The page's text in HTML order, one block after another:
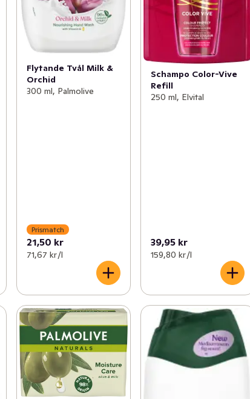
Flytande Tvål Milk &
Orchid
300 ml, Palmolive
Prismatch
21,50 kr
71,67 kr /l
Schampo Color-Vive
Refill
250 ml, Elvital
39,95 kr
159,80 kr /l